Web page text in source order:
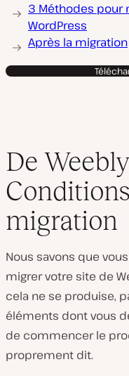
3 Méthodes pour
WordPress
Après la migration
De
migration
Nous savons que
migrer votre site de
cela ne se produise,
éléments dont vous
de commencer le
proprement dit.